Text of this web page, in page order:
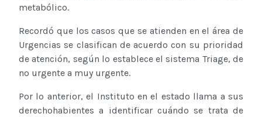
metabólico.
Recordó que los casos que se atienden en el área de
Urgencias se clasifican de acuerdo con su prioridad
de atención, según lo establece el sistema Triage, de
no urgente a muy urgente.
Por lo anterior, el Instituto en el estado llama a sus
derechohabientes a identificar cuándo se trata de